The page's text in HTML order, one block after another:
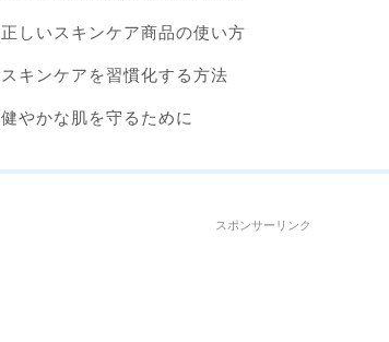
正しいスキンケア商品の使い方
スキンケアを習慣化する方法
健やかな肌を守るために
スポンサーリンク